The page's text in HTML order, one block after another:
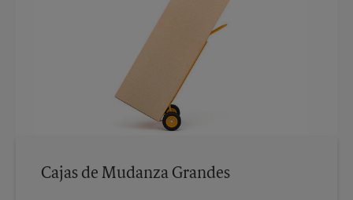
Cajas de Mudanza Grandes